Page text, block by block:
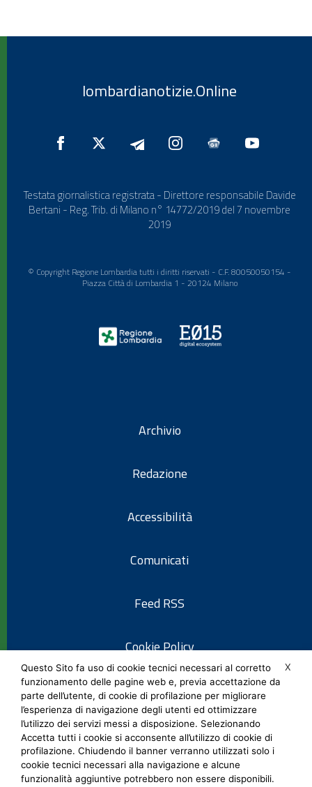
lombardianotizie.Online
Testata giornalistica registrata - Direttore responsabile Davide
Bertani - Reg. Trib. di Milano n° 14772/2019 del 7 novembre
2019
© Copyright Regione Lombardia tutti i diritti riservati - C.F. 80050050154 -
Piazza Città di Lombardia 1 - 20124 Milano
Archivio
Redazione
Accessibilità
Comunicati
Feed RSS
Cookie Policy
Informativa privacy
Note legali
Social Media Policy
X
Questo Sito fa uso di cookie tecnici necessari al corretto
funzionamento delle pagine web e, previa accettazione da
parte dell’utente, di cookie di profilazione per migliorare
l’esperienza di navigazione degli utenti ed ottimizzare
l’utilizzo dei servizi messi a disposizione. Selezionando
Accetta tutti i cookie si acconsente all’utilizzo di cookie di
profilazione. Chiudendo il banner verranno utilizzati solo i
cookie tecnici necessari alla navigazione e alcune
funzionalità aggiuntive potrebbero non essere disponibili.